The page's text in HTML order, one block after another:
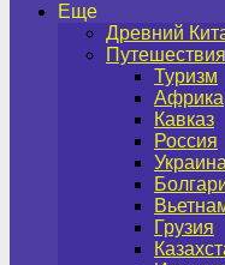
Еще
Древний
Путешествия
Туризм
Африка
Кавказ
Россия
Украина
Грузия